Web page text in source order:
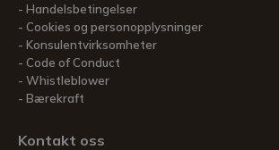
Handelsbetingelser
Cookies og personopplysninger
Konsulentvirksomheter
Code of Conduct
Whistleblower
Bærekraft
Kontakt oss